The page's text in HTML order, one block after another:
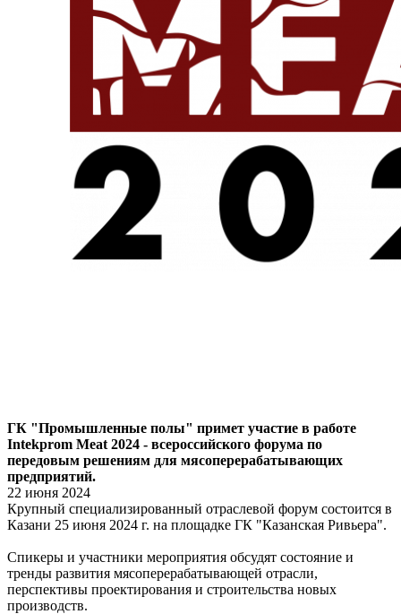
ГК "Промышленные полы" примет участие в работе
Intekprom Meat 2024 - всероссийского форума по
передовым решениям для мясоперерабатывающих
предприятий.
22 июня 2024
Крупный специализированный отраслевой форум состоится в
Казани 25 июня 2024 г. на площадке ГК "Казанская Ривьера".
Спикеры и участники мероприятия обсудят состояние и
тренды развития мясоперерабатывающей отрасли,
перспективы проектирования и строительства новых
производств.